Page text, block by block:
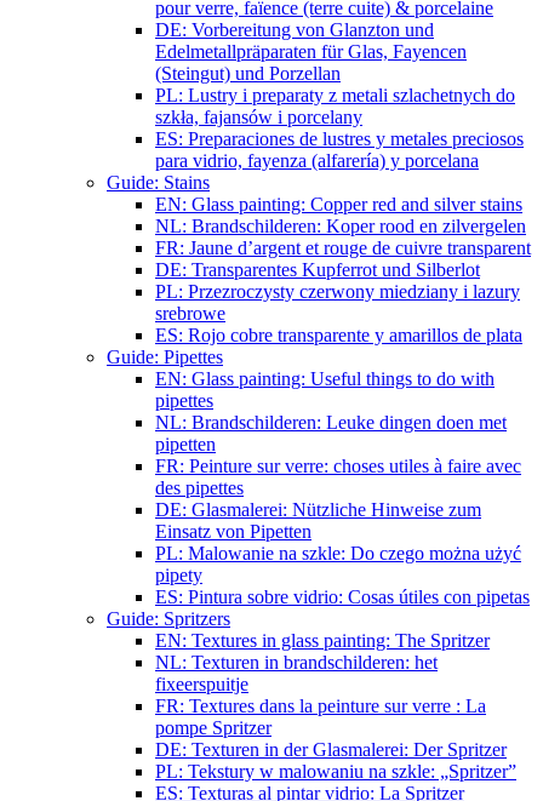
pour verre, faïence (terre cuite) & porcelaine
DE: Vorbereitung von Glanzton und
Edelmetallpräparaten für Glas, Fayencen
(Steingut) und Porzellan
PL: Lustry i preparaty z metali szlachetnych do
szkła, fajansów i porcelany
ES: Preparaciones de lustres y metales preciosos
para vidrio, fayenza (alfarería) y porcelana
Guide: Stains
EN: Glass painting: Copper red and silver stains
NL: Brandschilderen: Koper rood en zilvergelen
FR: Jaune d’argent et rouge de cuivre transparent
DE: Transparentes Kupferrot und Silberlot
PL: Przezroczysty czerwony miedziany i lazury
srebrowe
ES: Rojo cobre transparente y amarillos de plata
Guide: Pipettes
EN: Glass painting: Useful things to do with
pipettes
NL: Brandschilderen: Leuke dingen doen met
pipetten
FR: Peinture sur verre: choses utiles à faire avec
des pipettes
DE: Glasmalerei: Nützliche Hinweise zum
Einsatz von Pipetten
PL: Malowanie na szkle: Do czego można użyć
pipety
ES: Pintura sobre vidrio: Cosas útiles con pipetas
Guide: Spritzers
EN: Textures in glass painting: The Spritzer
NL: Texturen in brandschilderen: het
fixeerspuitje
FR: Textures dans la peinture sur verre : La
pompe Spritzer
DE: Texturen in der Glasmalerei: Der Spritzer
PL: Tekstury w malowaniu na szkle: „Spritzer”
ES: Texturas al pintar vidrio: La Spritzer